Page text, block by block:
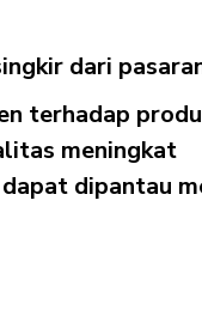
dari
terhadap
meningkat
dipantau